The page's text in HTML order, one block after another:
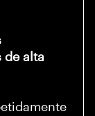
de alta